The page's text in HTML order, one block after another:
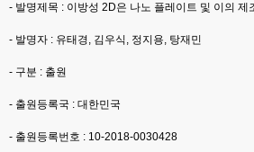
- 발명제목 : 이방성 2D은 나노 플레이트 및 이의 제
- 발명자 : 유태경, 김우식, 정지용, 탕재민
- 구분 : 출원
- 출원등록국 : 대한민국
- 출원등록번호 : 10-2018-0030428